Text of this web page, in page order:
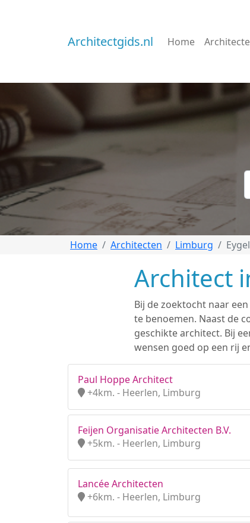
Architectgids.nl Home
Home Architecten Limburg
Architect
Bij de zoektocht naar
te benoemen. Naast de
geschikte architect. Bij
wensen goed op een rij
Paul Hoppe Architect
+4km. - Heerlen, Limburg
Feijen Organisatie Architecten B.V.
+5km. - Heerlen, Limburg
Lancée Architecten
+6km. - Heerlen, Limburg